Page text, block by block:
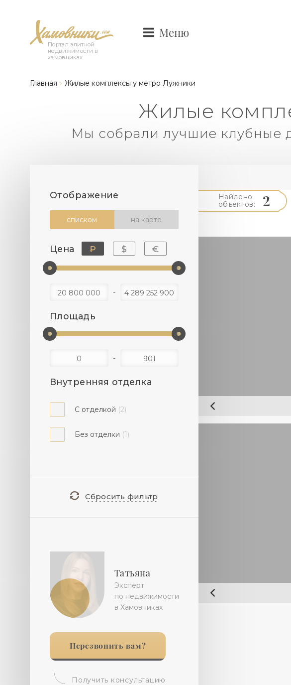
Портал элитной
недвижимости в
хамовниках
Меню
Главная Жилые комплексы у метро Лужники
Жилые
Мы собрали лучшие клубные
Отображение
списком на карте
Цена ₽ $ €
Площадь
Внутренняя отделка
С отделкой (2)
Без отделки (1)
Сбросить фильтр
Татьяна
Эксперт
по недвижимости
в Хамовниках
Перезвонить вам?
Получить консультацию
Найдено
объектов:
2